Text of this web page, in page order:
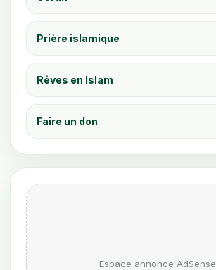
Prière islamique
Rêves en Islam
Faire un don
Espace annonce AdSense